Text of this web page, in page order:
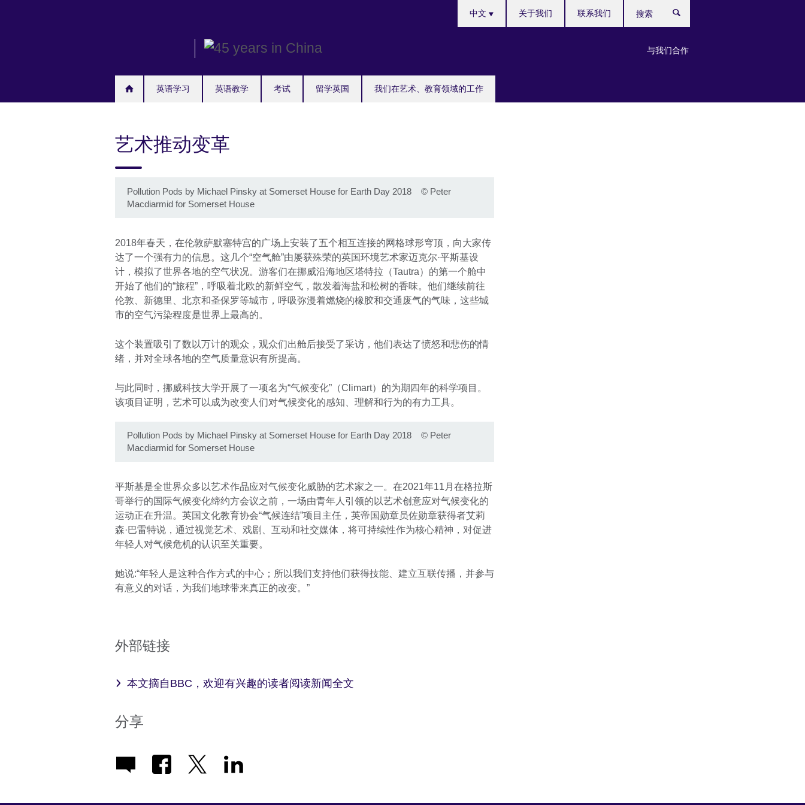
英语学习 英语教学 考试 留学英国 我们在艺术、教育领域的工作
your
中文
与我们合作
关于我们 联系我们
索
艺术推动变革
Pollution Pods by Michael Pinsky at Somerset House for Earth Day 2018 © Peter
Macdiarmid for Somerset House
2018年春天，在伦敦萨默塞特宫的广场上安装了五个相互连接的网格球形穹顶，向大家传
达了一个强有力的信息。这几个“空气舱”由屡获殊荣的英国环境艺术家迈克尔·平斯基设
计，模拟了世界各地的空气状况。游客们在挪威沿海地区塔特拉（Tautra）的第一个舱中
开始了他们的“旅程”，呼吸着北欧的新鲜空气，散发着海盐和松树的香味。他们继续前往
伦敦、新德里、北京和圣保罗等城市，呼吸弥漫着燃烧的橡胶和交通废气的气味，这些城
市的空气污染程度是世界上最高的。
这个装置吸引了数以万计的观众，观众们出舱后接受了采访，他们表达了愤怒和悲伤的情
绪，并对全球各地的空气质量意识有所提高。
与此同时，挪威科技大学开展了一项名为“气候变化”（Climart）的为期四年的科学项目。
该项目证明，艺术可以成为改变人们对气候变化的感知、理解和行为的有力工具。
Pollution Pods by Michael Pinsky at Somerset House for Earth Day 2018 © Peter
Macdiarmid for Somerset House
平斯基是全世界众多以艺术作品应对气候变化威胁的艺术家之一。在2021年11月在格拉斯
哥举行的国际气候变化缔约方会议之前，一场由青年人引领的以艺术创意应对气候变化的
运动正在升温。英国文化教育协会“气候连结”项目主任，英帝国勋章员佐勋章获得者艾莉
森·巴雷特说，通过视觉艺术、戏剧、互动和社交媒体，将可持续性作为核心精神，对促进
年轻人对气候危机的认识至关重要。
她说:“年轻人是这种合作方式的中心；所以我们支持他们获得技能、建立互联传播，并参与
有意义的对话，为我们地球带来真正的改变。”
外部链接
本文摘自BBC，欢迎有兴趣的读者阅读新闻全文
分享